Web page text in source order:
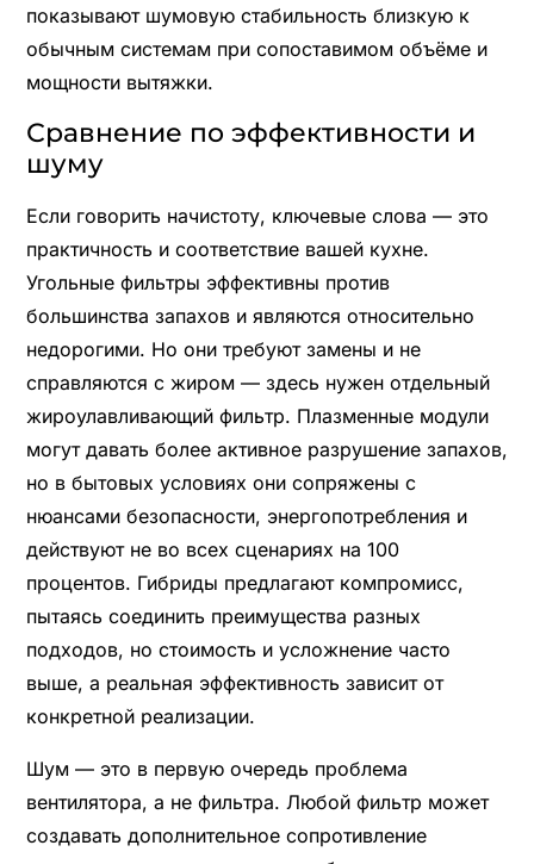
показывают шумовую стабильность близкую к
обычным системам при сопоставимом объёме и
мощности вытяжки.
Сравнение по эффективности и
шуму
Если говорить начистоту, ключевые слова — это
практичность и соответствие вашей кухне.
Угольные фильтры эффективны против
большинства запахов и являются относительно
недорогими. Но они требуют замены и не
справляются с жиром — здесь нужен отдельный
жироулавливающий фильтр. Плазменные модули
могут давать более активное разрушение запахов,
но в бытовых условиях они сопряжены с
нюансами безопасности, энергопотребления и
действуют не во всех сценариях на 100
процентов. Гибриды предлагают компромисс,
пытаясь соединить преимущества разных
подходов, но стоимость и усложнение часто
выше, а реальная эффективность зависит от
конкретной реализации.
Шум — это в первую очередь проблема
вентилятора, а не фильтра. Любой фильтр может
создавать дополнительное сопротивление